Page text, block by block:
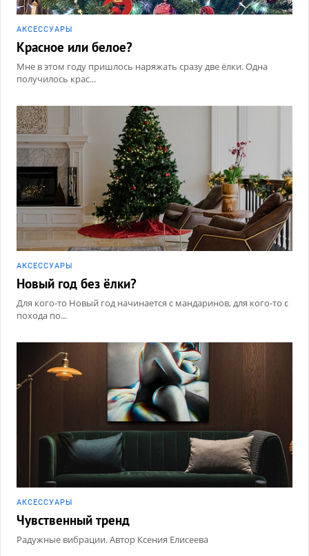
АКCЕССУАРЫ
Красное или белое?
Мне в этом году пришлось наряжать сразу две ёлки. Одна
получилось крас...
АКCЕССУАРЫ
Новый год без ёлки?
Для кого-то Новый год начинается с мандаринов, для кого-то с
похода по...
АКCЕССУАРЫ
Чувственный тренд
Радужные вибрации. Автор Ксения Елисеева